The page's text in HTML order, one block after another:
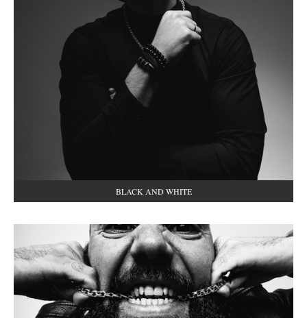
BLACK AND WHITE